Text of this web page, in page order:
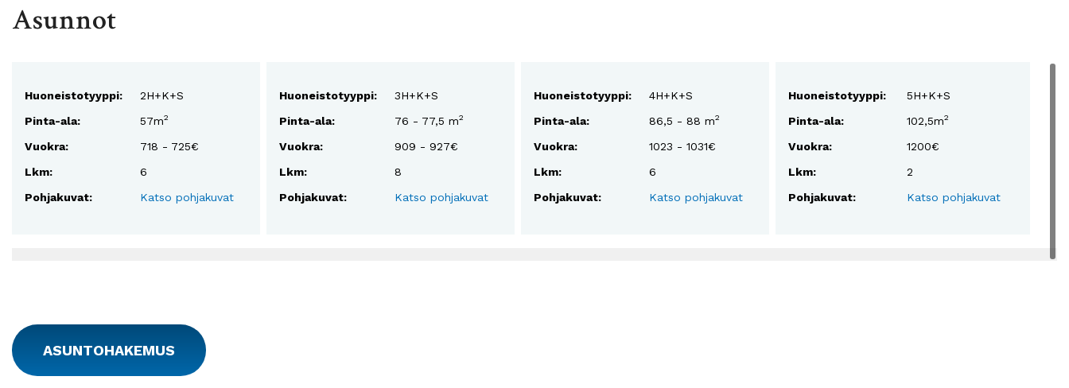
Asunnot
Huoneistotyyppi:
2H+K+S
Pinta-ala:
57m2
Vuokra:
718 - 725€
Lkm:
6
Pohjakuvat:
Katso pohjakuvat
Huoneistotyyppi:
3H+K+S
Pinta-ala:
76 - 77,5 m2
Vuokra:
909 - 927€
Lkm:
8
Pohjakuvat:
Katso pohjakuvat
Huoneistotyyppi:
4H+K+S
Pinta-ala:
86,5 - 88 m2
Vuokra:
1023 - 1031€
Lkm:
6
Pohjakuvat:
Katso pohjakuvat
Huoneistotyyppi:
5H+K+S
Pinta-ala:
102,5m2
Vuokra:
1200€
Lkm:
2
Pohjakuvat:
Katso pohjakuvat
ASUNTOHAKEMUS